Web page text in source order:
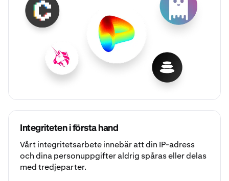
Integriteten i första hand
Vårt integritetsarbete innebär att din IP-adress
och dina personuppgifter aldrig spåras eller delas
med tredjeparter.